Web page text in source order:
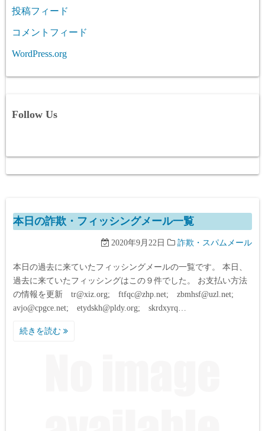
投稿フィード
コメントフィード
WordPress.org
Follow Us
本日の詐欺・フィッシングメール一覧
2020年9月22日 詐欺・スパムメール
本日の過去に来ていたフィッシングメールの一覧です。 本日、
過去に来ていたフィッシングはこの９件でした。 お支払い方法
の情報を更新 tr@xiz.org; ftfqc@zhp.net; zbmhsf@uzl.net;
avjo@cpgce.net; etydskh@pldy.org; skrdxyrq…
続きを読む